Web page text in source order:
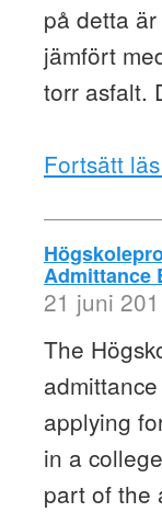
på detta
jämfört
torr asfalt.
Fortsätt
Admittance
21 juni
The
applying
in a
part of the